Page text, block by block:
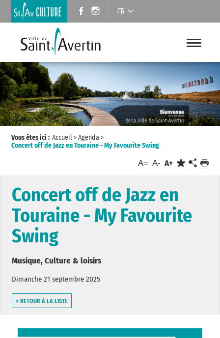
FR
Vous êtes ici : Accueil>Agenda>
Concert off de Jazz en Touraine - My Favourite Swing
A= A- A+
Concert off de Jazz en
Touraine - My Favourite
Swing
Musique, Culture & loisirs
Dimanche 21 septembre 2025
> RETOUR À LA LISTE